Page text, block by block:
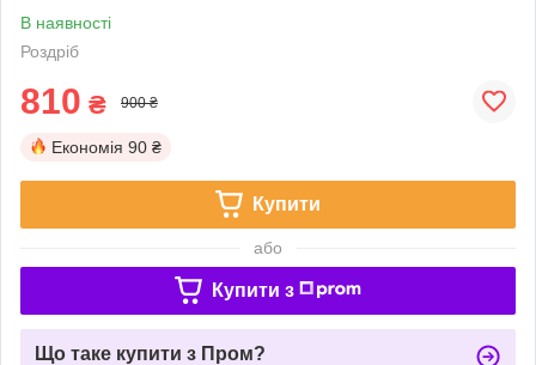
В наявності
Роздріб
810 ₴ 900 ₴
Економія 90 ₴
Купити
або
Купити з
Що таке купити з Пром?